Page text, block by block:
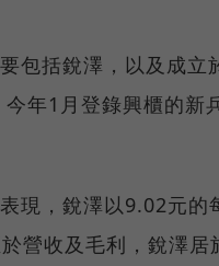
包括銳澤，以及成
年1月登錄興櫃的新
現，銳澤以9.02元的
營收及毛利，銳澤居